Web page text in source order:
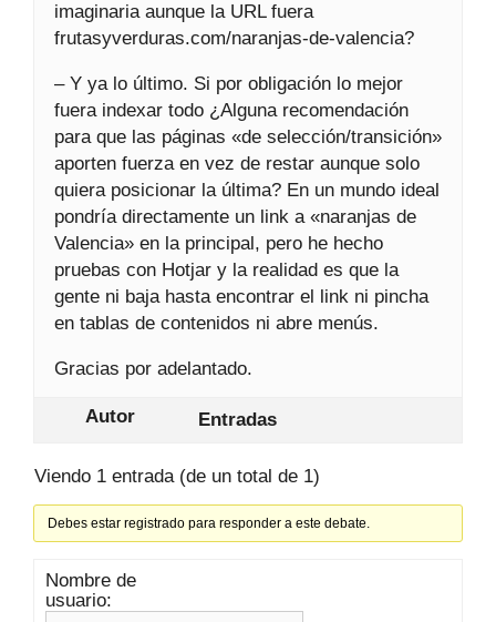
imaginaria aunque la URL fuera
frutasyverduras.com/naranjas-de-valencia?
– Y ya lo último. Si por obligación lo mejor
fuera indexar todo ¿Alguna recomendación
para que las páginas «de selección/transición»
aporten fuerza en vez de restar aunque solo
quiera posicionar la última? En un mundo ideal
pondría directamente un link a «naranjas de
Valencia» en la principal, pero he hecho
pruebas con Hotjar y la realidad es que la
gente ni baja hasta encontrar el link ni pincha
en tablas de contenidos ni abre menús.
Gracias por adelantado.
Autor Entradas
Viendo 1 entrada (de un total de 1)
Debes estar registrado para responder a este debate.
Nombre de
usuario: